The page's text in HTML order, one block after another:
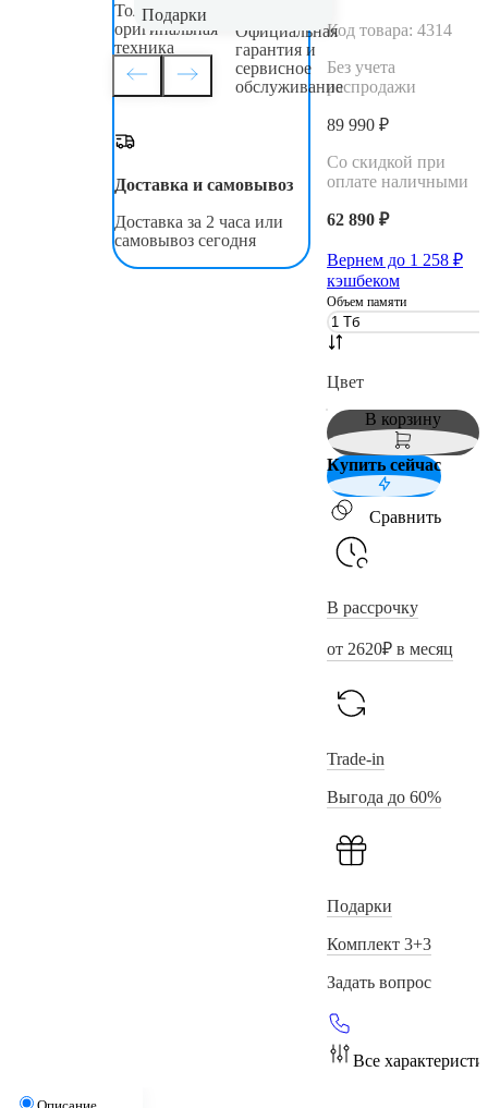
Подарки
Только новая,
оригинальная
техника
Официальная
гарантия и
сервисное
обслуживание
Доставка и самовывоз
Доставка за 2 часа или
самовывоз сегодня
Код товара: 4314
Без учета
распродажи
89 990 ₽
Со скидкой при
оплате наличными
62 890 ₽
Вернем до 1 258 ₽
кэшбеком
Объем памяти
Цвет
В корзину
Купить сейчас
Сравнить
В рассрочку
от 2620₽ в месяц
Trade-in
Выгода до 60%
Подарки
Комплект 3+3
Задать вопрос
Все